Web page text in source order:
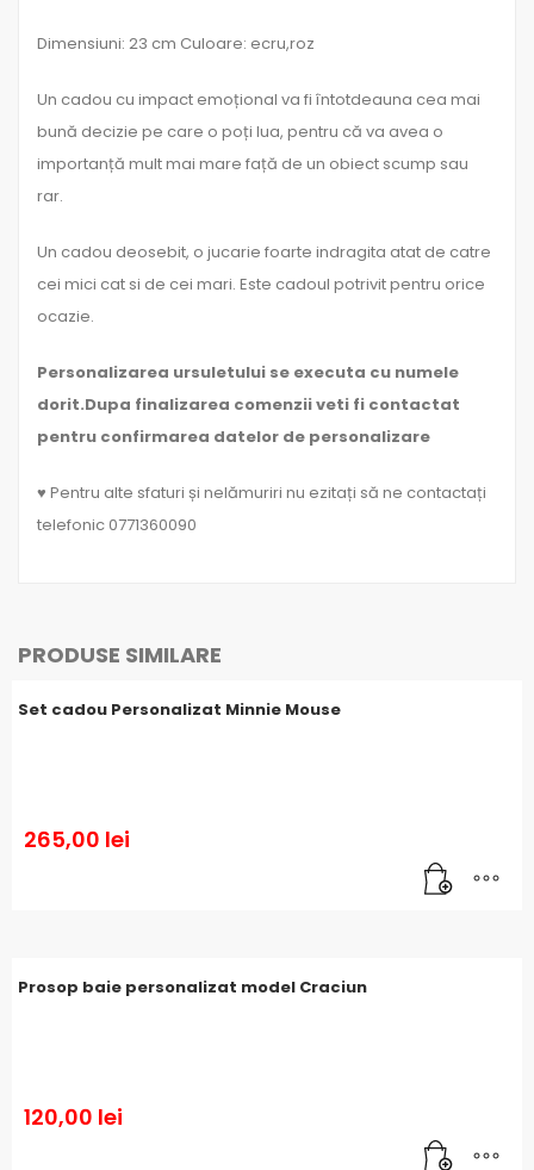
Dimensiuni: 23 cm Culoare: ecru,roz
Un cadou cu impact emoțional va fi întotdeauna cea mai
bună decizie pe care o poți lua, pentru că va avea o
importanță mult mai mare față de un obiect scump sau
rar.
Un cadou deosebit, o jucarie foarte indragita atat de catre
cei mici cat si de cei mari. Este cadoul potrivit pentru orice
ocazie.
Personalizarea ursuletului se executa cu numele
dorit.Dupa finalizarea comenzii veti fi contactat
pentru confirmarea datelor de personalizare
♥ Pentru alte sfaturi și nelămuriri nu ezitați să ne contactați
telefonic 0771360090
PRODUSE SIMILARE
Set cadou Personalizat Minnie Mouse
265,00 lei
Prosop baie personalizat model Craciun
120,00 lei